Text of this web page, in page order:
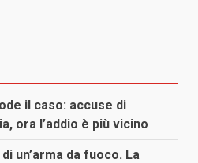
il caso: accuse di
ora l’addio è più vicino
un’arma da fuoco. La